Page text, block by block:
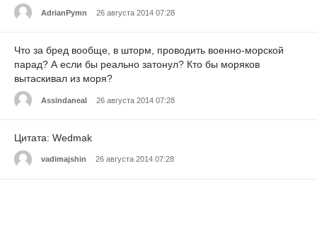
AdrianPymn 26 августа 2014 07:28
Что за бред вообще, в шторм, проводить военно-морской
парад? А если бы реально затонул? Кто бы моряков
вытаскивал из моря?
Assindaneal 26 августа 2014 07:28
Цитата: Wedmak
vadimajshin 26 августа 2014 07:28